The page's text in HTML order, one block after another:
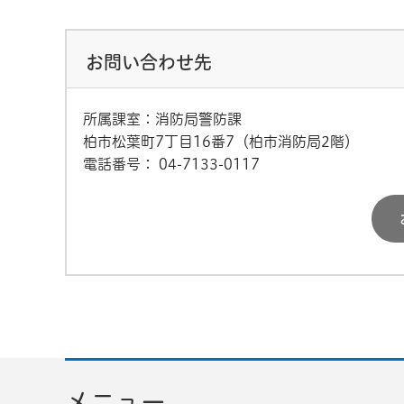
お問い合わせ先
所属課室：消防局警防課
柏市松葉町7丁目16番7（柏市消防局2階）
電話番号：
04-7133-0117